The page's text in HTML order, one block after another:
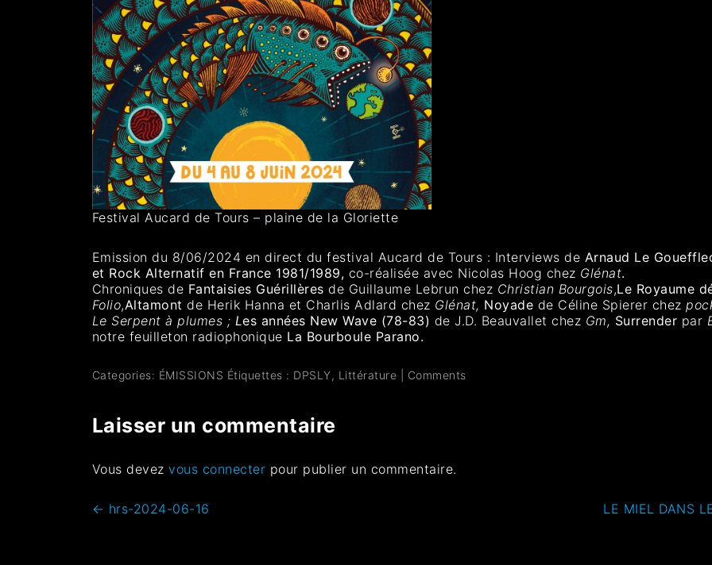
Festival Aucard de Tours – plaine de la Gloriette
Emission du 8/06/2024 en direct du festival Aucard de Tours : Interviews de Arnaud Le
et Rock Alternatif en France 1981/1989, co-réalisée avec Nicolas Hoog chez Glénat.
Chroniques de Fantaisies Guérillères de Guillaume Lebrun chez Christian Bourgois,Le Royaume
Folio,Altamont de Herik Hanna et Charlis Adlard chez Glénat, Noyade de Céline Spierer chez
Le Serpent à plumes ; Les années New Wave (78-83) de J.D. Beauvallet chez Gm, Surrender par
notre feuilleton radiophonique La Bourboule Parano.
Categories: ÉMISSIONS Étiquettes : DPSLY, Littérature Comments
Laisser un commentaire
Vous devezvous connecter pour publier un commentaire.
← hrs-2024-06-16 LE MIEL DANS